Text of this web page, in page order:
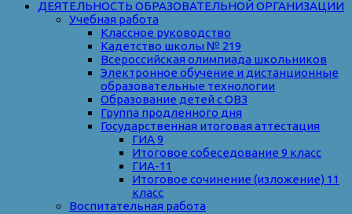
ДЕЯТЕЛЬНОСТЬ ОБРАЗОВАТЕЛЬНОЙ ОРГАНИЗАЦИИ
Учебная работа
Классное руководство
Кадетство школы № 219
Всероссийская олимпиада школьников
Электронное обучение и дистанционные
образовательные технологии
Образование детей с ОВЗ
Группа продленного дня
Государственная итоговая аттестация
ГИА 9
Итоговое собеседование 9 класс
ГИА-11
Итоговое сочинение (изложение) 11
класс
Воспитательная работа